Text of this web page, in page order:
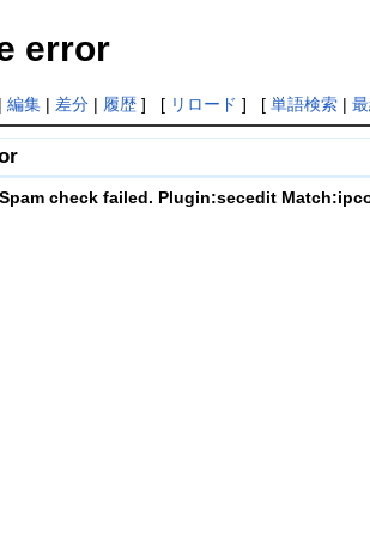
error
| 編集| 差分| 履歴] [ リロード ] [ 単語検索|
check failed. Plugin:secedit